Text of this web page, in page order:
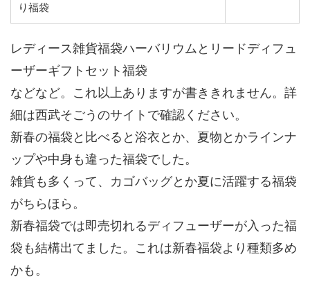
り福袋
レディース雑貨福袋ハーバリウムとリードディフュ
ーザーギフトセット福袋
などなど。これ以上ありますが書ききれません。詳
細は西武そごうのサイトで確認ください。
新春の福袋と比べると浴衣とか、夏物とかラインナ
ップや中身も違った福袋でした。
雑貨も多くって、カゴバッグとか夏に活躍する福袋
がちらほら。
新春福袋では即売切れるディフューザーが入った福
袋も結構出てました。これは新春福袋より種類多め
かも。